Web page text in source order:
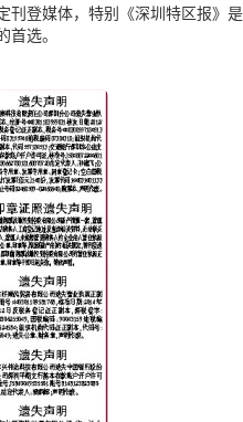
登媒体，特别《深圳特区报》
选。